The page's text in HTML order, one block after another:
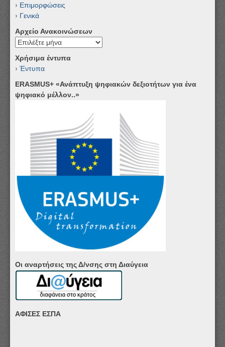
Επιμορφώσεις
Γενικά
Αρχείο Ανακοινώσεων
Αρχείο
Χρήσιμα έντυπα
Έντυπα
ERASMUS+ «Ανάπτυξη ψηφιακών δεξιοτήτων για ένα
ψηφιακό μέλλον..»
Οι αναρτήσεις της Δ/νσης στη Διαύγεια
ΑΦΙΣΕΣ ΕΣΠΑ